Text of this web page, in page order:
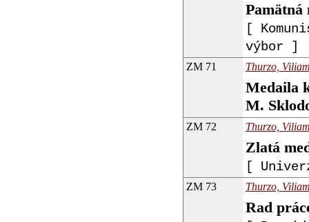
[
výbor ]
ZM 71 Thurzo,
Medaila
M.
ZM 72 Thurzo,
Zlatá
[
ZM 73 Thurzo,
Rad